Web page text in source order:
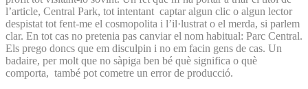
l’article, Central Park, tot intentant captar algun clic o algun lector
despistat tot fent-me el cosmopolita i l’il·lustrat o el merda, si parlem
clar. En tot cas no pretenia pas canviar el nom habitual: Parc Central.
Els prego doncs que em disculpin i no em facin gens de cas. Un
badaire, per molt que no sàpiga ben bé què significa o què
comporta, també pot cometre un error de producció.